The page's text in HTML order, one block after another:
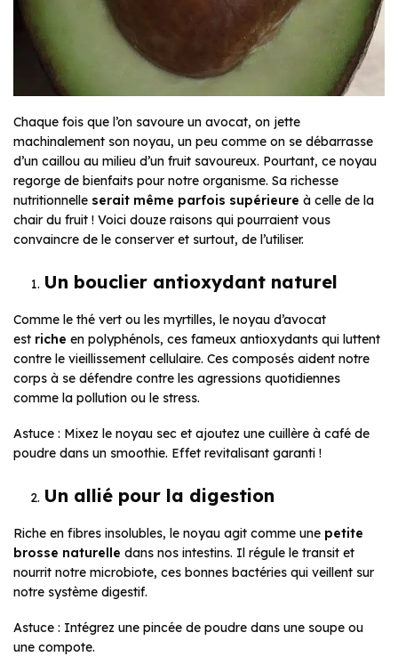
Chaque fois que l’on savoure un avocat, on jette
machinalement son noyau, un peu comme on se débarrasse
d’un caillou au milieu d’un fruit savoureux. Pourtant, ce noyau
regorge de bienfaits pour notre organisme. Sa richesse
nutritionnelle serait même parfois supérieure à celle de la
chair du fruit ! Voici douze raisons qui pourraient vous
convaincre de le conserver et surtout, de l’utiliser.
Un bouclier antioxydant naturel
Comme le thé vert ou les myrtilles, le noyau d’avocat
est riche en polyphénols, ces fameux antioxydants qui luttent
contre le vieillissement cellulaire. Ces composés aident notre
corps à se défendre contre les agressions quotidiennes
comme la pollution ou le stress.
Astuce : Mixez le noyau sec et ajoutez une cuillère à café de
poudre dans un smoothie. Effet revitalisant garanti !
Un allié pour la digestion
Riche en fibres insolubles, le noyau agit comme une petite
brosse naturelle dans nos intestins. Il régule le transit et
nourrit notre microbiote, ces bonnes bactéries qui veillent sur
notre système digestif.
Astuce : Intégrez une pincée de poudre dans une soupe ou
une compote.